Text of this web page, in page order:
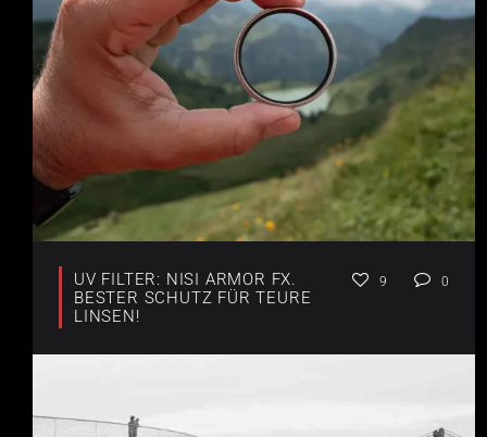
UV FILTER: NISI ARMOR FX.
BESTER SCHUTZ FÜR TEURE
LINSEN!
9 0